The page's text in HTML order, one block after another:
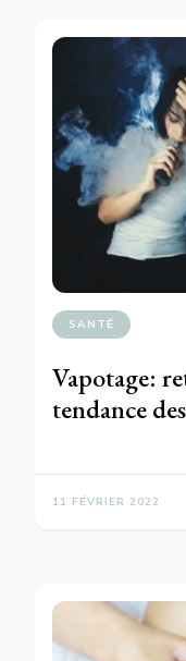
SANTÉ
Vapotage:
tendance
11 FÉVRIER 2022